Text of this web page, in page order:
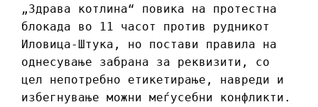
„Здрава котлина“ повика на протестна
блокада во 11 часот против рудникот
Иловица-Штука, но постави правила на
однесување забрана за реквизити, со
цел непотребно етикетирање, навреди и
избегнување можни меѓусебни конфликти.